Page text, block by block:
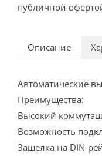
публичной
Описание
Автоматические
Преимущества:
Высокий
Возможность
Защелка на DIN-